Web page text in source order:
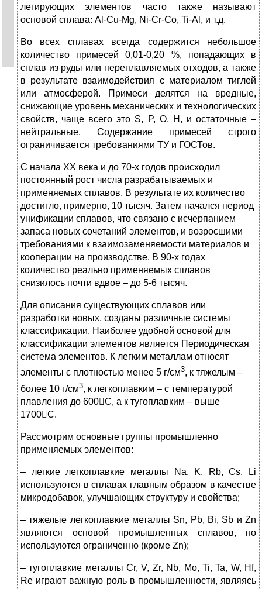
легирующих элементов часто также называют
основой сплава: Al-Cu-Mg, Ni-Cr-Co, Ti-Al, и т.д.
Во всех сплавах всегда содержится небольшое
количество примесей 0,01-0,20 %, попадающих в
сплав из руды или переплавляемых отходов, а также
в результате взаимодействия с материалом тиглей
или атмосферой. Примеси делятся на вредные,
снижающие уровень механических и технологических
свойств, чаще всего это S, P, O, H, и остаточные –
нейтральные. Содержание примесей строго
ограничивается требованиями ТУ и ГОСТов.
С начала XX века и до 70-х годов происходил
постоянный рост числа разрабатываемых и
применяемых сплавов. В результате их количество
достигло, примерно, 10 тысяч. Затем начался период
унификации сплавов, что связано с исчерпанием
запаса новых сочетаний элементов, и возросшими
требованиями к взаимозаменяемости материалов и
кооперации на производстве. В 90-х годах
количество реально применяемых сплавов
снизилось почти вдвое – до 5-6 тысяч.
Для описания существующих сплавов или
разработки новых, созданы различные системы
классификации. Наиболее удобной основой для
классификации элементов является Периодическая
система элементов. К легким металлам относят
элементы с плотностью менее 5 г/см3, к тяжелым –
более 10 г/см3, к легкоплавким – с температурой
плавления до 600C, а к тугоплавким – выше
1700C.
Рассмотрим основные группы промышленно
применяемых элементов:
– легкие легкоплавкие металлы Na, K, Rb, Cs, Li
используются в сплавах главным образом в качестве
микродобавок, улучшающих структуру и свойства;
– тяжелые легкоплавкие металлы Sn, Pb, Bi, Sb и Zn
являются основой промышленных сплавов, но
используются ограниченно (кроме Zn);
– тугоплавкие металлы Cr, V, Zr, Nb, Mo, Ti, Ta, W, Hf,
Re играют важную роль в промышленности, являясь